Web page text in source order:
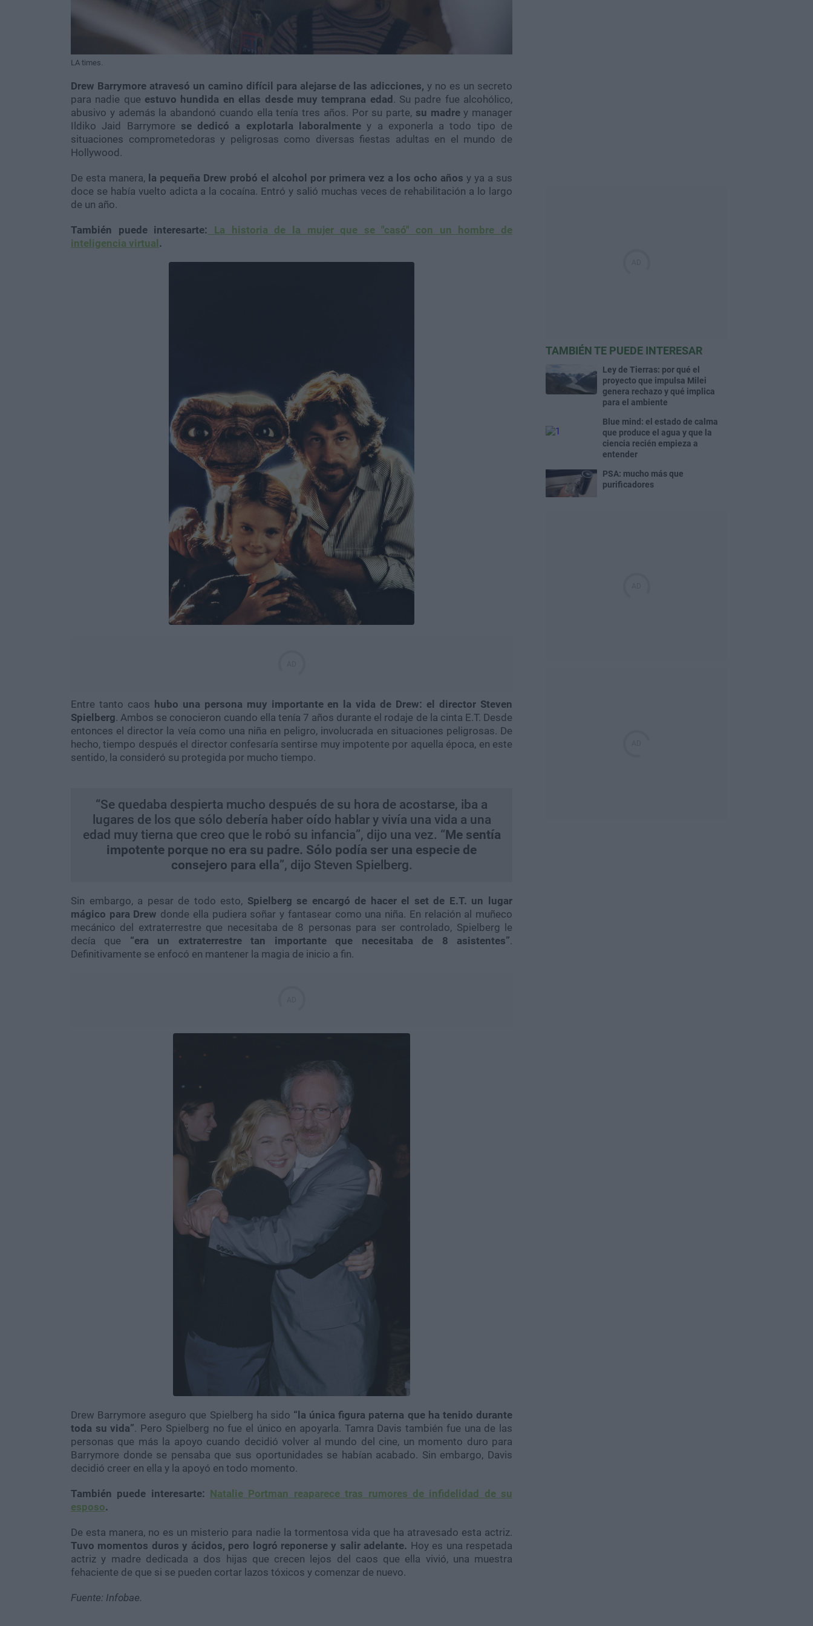
LA times.
Drew Barrymore atravesó un camino difícil para alejarse de las adicciones, y no es un secreto
para nadie que estuvo hundida en ellas desde muy temprana edad. Su padre fue alcohólico,
abusivo y además la abandonó cuando ella tenía tres años. Por su parte, su madrey manager
Ildiko Jaid Barrymore se dedicó a explotarla laboralmente y a exponerla a todo tipo de
situaciones comprometedoras y peligrosas como diversas fiestas adultas en el mundo de
Hollywood.
De esta manera, la pequeña Drew probó el alcohol por primera vez a los ocho años y ya a sus
doce se había vuelto adicta a la cocaína. Entró y salió muchas veces de rehabilitación a lo largo
de un año.
También puede interesarte:
La historia de la mujer que se "casó" con un hombre de
inteligencia virtual.
Entre tanto caos hubo una persona muy importante en la vida de Drew: el director Steven
Spielberg. Ambos se conocieron cuando ella tenía 7 años durante el rodaje de la cinta E.T. Desde
entonces el director la veía como una niña en peligro, involucrada en situaciones peligrosas. De
hecho, tiempo después el director confesaría sentirse muy impotente por aquella época, en este
sentido, la consideró su protegida por mucho tiempo.
“Se quedaba despierta mucho después de su hora de acostarse, iba a
lugares de los que sólo debería haber oído hablar y vivía una vida a una
edad muy tierna que creo que le robó su infancia”, dijo una vez. “Me sentía
impotente porque no era su padre. Sólo podía ser una especie de
consejero para ella”, dijo Steven Spielberg.
Sin embargo, a pesar de todo esto, Spielberg se encargó de hacer el set de E.T. un lugar
mágico para Drew donde ella pudiera soñar y fantasear como una niña. En relación al muñeco
mecánico del extraterrestre que necesitaba de 8 personas para ser controlado, Spielberg le
decía que “era un extraterrestre tan importante que necesitaba de 8 asistentes”.
Definitivamente se enfocó en mantener la magia de inicio a fin.
Drew Barrymore aseguro que Spielberg ha sido “la única figura paterna que ha tenido durante
toda su vida”. Pero Spielberg no fue el único en apoyarla. Tamra Davis también fue una de las
personas que más la apoyo cuando decidió volver al mundo del cine, un momento duro para
Barrymore donde se pensaba que sus oportunidades se habían acabado. Sin embargo, Davis
decidió creer en ella y la apoyó en todo momento.
También puede interesarte: Natalie Portman reaparece tras rumores de infidelidad de su
esposo.
De esta manera, no es un misterio para nadie la tormentosa vida que ha atravesado esta actriz.
Tuvo momentos duros y ácidos, pero logró reponerse y salir adelante. Hoy es una respetada
actriz y madre dedicada a dos hijas que crecen lejos del caos que ella vivió, una muestra
fehaciente de que si se pueden cortar lazos tóxicos y comenzar de nuevo.
Fuente: Infobae.
TAMBIÉN TE PUEDE INTERESAR
Ley de Tierras: por qué el
proyecto que impulsa Milei
genera rechazo y qué implica
para el ambiente
Blue mind: el estado de calma
que produce el agua y que la
ciencia recién empieza a
entender
PSA: mucho más que
purificadores